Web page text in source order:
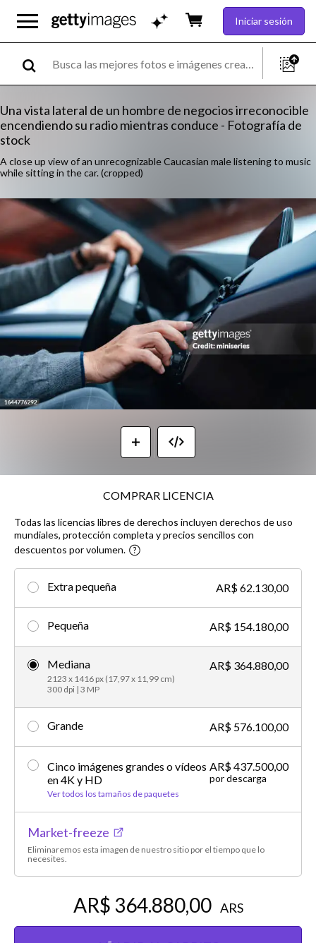
Iniciar sesión
Una vista lateral de un hombre de negocios irreconocible
encendiendo su radio mientras conduce - Fotografía de
stock
A close up view of an unrecognizable Caucasian male listening to music
while sitting in the car. (cropped)
COMPRAR LICENCIA
Todas las licencias libres de derechos incluyen derechos de uso
mundiales, protección completa y precios sencillos con
descuentos por volumen.
Extra pequeña AR$ 62.130,00
Pequeña AR$ 154.180,00
Mediana
2123 x 1416 px (17,97 x 11,99 cm)
300 dpi | 3 MP
AR$ 364.880,00
Grande AR$ 576.100,00
Cinco imágenes grandes o vídeos
en 4K y HD
Ver todos los tamaños de paquetes
AR$ 437.500,00
por descarga
Market-freeze
Eliminaremos esta imagen de nuestro sitio por el tiempo que lo
necesites.
AR$ 364.880,00 ARS